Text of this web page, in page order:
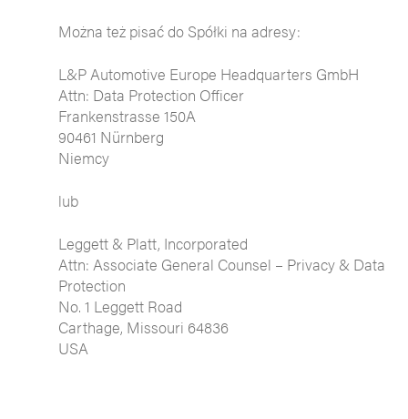
Można też pisać do Spółki na adresy:
L&P Automotive Europe Headquarters GmbH
Attn: Data Protection Officer
Frankenstrasse 150A
90461 Nürnberg
Niemcy
lub
Leggett & Platt, Incorporated
Attn: Associate General Counsel – Privacy & Data
Protection
No. 1 Leggett Road
Carthage, Missouri 64836
USA